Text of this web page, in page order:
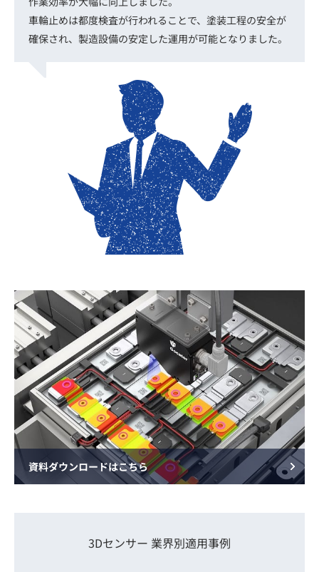
車輪止めは都度検査が行われることで、塗装工程の安全が
確保され、製造設備の安定した運用が可能となりました。
資料ダウンロードはこちら
3Dセンサー 業界別適用事例